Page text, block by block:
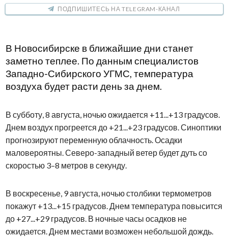
ПОДПИШИТЕСЬ НА TELEGRAM-КАНАЛ
В Новосибирске в ближайшие дни станет
заметно теплее. По данным специалистов
Западно-Сибирского УГМС, температура
воздуха будет расти день за днем.
В субботу, 8 августа, ночью ожидается +11...+13 градусов.
Днем воздух прогреется до +21...+23 градусов. Синоптики
прогнозируют переменную облачность. Осадки
маловероятны. Северо-западный ветер будет дуть со
скоростью 3–8 метров в секунду.
В воскресенье, 9 августа, ночью столбики термометров
покажут +13...+15 градусов. Днем температура повысится
до +27...+29 градусов. В ночные часы осадков не
ожидается. Днем местами возможен небольшой дождь.